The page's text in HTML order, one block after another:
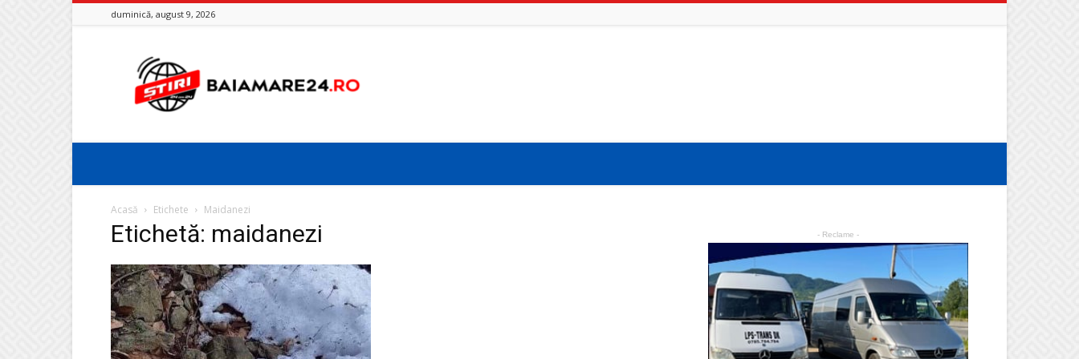
duminică, august 9, 2026
Baia
Mare
24
Acasă Etichete Maidanezi
Etichetă: maidanezi - Reclame -